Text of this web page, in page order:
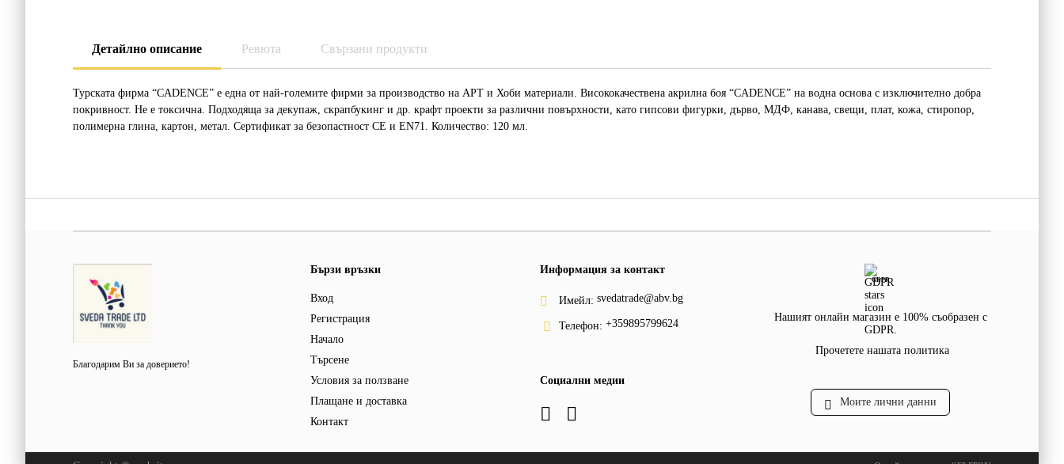
Детайлно описание Ревюта Свързани продукти
Турската фирма “CADENCE” е една от най-големите фирми за производство на АРТ и Хоби материали. Висококачествена акрилна боя “CADENCE” на водна основа с изключително добра
покривност. Не е токсична. Подходяща за декупаж, скрапбукинг и др. крафт проекти за различни повърхности, като гипсови фигурки, дърво, МДФ, канава, свещи, плат, кожа, стиропор,
полимерна глина, картон, метал. Сертификат за безопастност CE и EN71. Количество: 120 мл.
Благодарим Ви за доверието!
Бързи връзки
Вход
Регистрация
Начало
Търсене
Условия за ползване
Плащане и доставка
Контакт
Информация за контакт
Имейл: svedatrade@abv.bg
Телефон: +359895799624
Социални медии
GDPR
Нашият онлайн магазин е 100% съобразен с
GDPR.
Прочетете нашата политика
Моите лични данни